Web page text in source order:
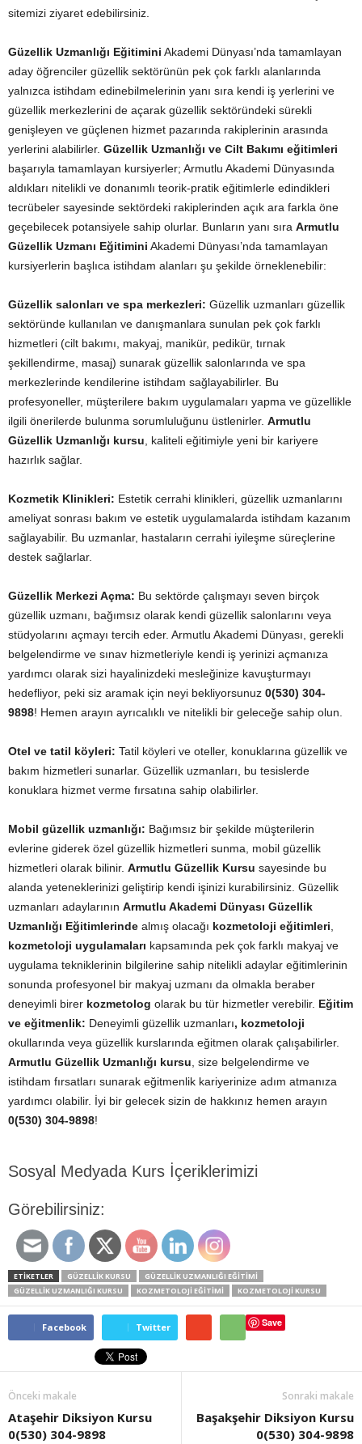
sitemizi ziyaret edebilirsiniz.
Güzellik Uzmanlığı Eğitimini Akademi Dünyası’nda tamamlayan
aday öğrenciler güzellik sektörünün pek çok farklı alanlarında
yalnızca istihdam edinebilmelerinin yanı sıra kendi iş yerlerini ve
güzellik merkezlerini de açarak güzellik sektöründeki sürekli
genişleyen ve güçlenen hizmet pazarında rakiplerinin arasında
yerlerini alabilirler. Güzellik Uzmanlığı ve Cilt Bakımı eğitimleri
başarıyla tamamlayan kursiyerler; Armutlu Akademi Dünyasında
aldıkları nitelikli ve donanımlı teorik-pratik eğitimlerle edindikleri
tecrübeler sayesinde sektördeki rakiplerinden açık ara farkla öne
geçebilecek potansiyele sahip olurlar. Bunların yanı sıra Armutlu
Güzellik Uzmanı Eğitimini Akademi Dünyası’nda tamamlayan
kursiyerlerin başlıca istihdam alanları şu şekilde örneklenebilir:
Güzellik salonları ve spa merkezleri: Güzellik uzmanları güzellik
sektöründe kullanılan ve danışmanlara sunulan pek çok farklı
hizmetleri (cilt bakımı, makyaj, manikür, pedikür, tırnak
şekillendirme, masaj) sunarak güzellik salonlarında ve spa
merkezlerinde kendilerine istihdam sağlayabilirler. Bu
profesyoneller, müşterilere bakım uygulamaları yapma ve güzellikle
ilgili önerilerde bulunma sorumluluğunu üstlenirler. Armutlu
Güzellik Uzmanlığı kursu, kaliteli eğitimiyle yeni bir kariyere
hazırlık sağlar.
Kozmetik Klinikleri: Estetik cerrahi klinikleri, güzellik uzmanlarını
ameliyat sonrası bakım ve estetik uygulamalarda istihdam kazanım
sağlayabilir. Bu uzmanlar, hastaların cerrahi iyileşme süreçlerine
destek sağlarlar.
Güzellik Merkezi Açma: Bu sektörde çalışmayı seven birçok
güzellik uzmanı, bağımsız olarak kendi güzellik salonlarını veya
stüdyolarını açmayı tercih eder. Armutlu Akademi Dünyası, gerekli
belgelendirme ve sınav hizmetleriyle kendi iş yerinizi açmanıza
yardımcı olarak sizi hayalinizdeki mesleğinize kavuşturmayı
hedefliyor, peki siz aramak için neyi bekliyorsunuz 0(530) 304-
9898! Hemen arayın ayrıcalıklı ve nitelikli bir geleceğe sahip olun.
Otel ve tatil köyleri: Tatil köyleri ve oteller, konuklarına güzellik ve
bakım hizmetleri sunarlar. Güzellik uzmanları, bu tesislerde
konuklara hizmet verme fırsatına sahip olabilirler.
Mobil güzellik uzmanlığı: Bağımsız bir şekilde müşterilerin
evlerine giderek özel güzellik hizmetleri sunma, mobil güzellik
hizmetleri olarak bilinir. Armutlu Güzellik Kursu sayesinde bu
alanda yeteneklerinizi geliştirip kendi işinizi kurabilirsiniz. Güzellik
uzmanları adaylarının Armutlu Akademi Dünyası Güzellik
Uzmanlığı Eğitimlerinde almış olacağı kozmetoloji eğitimleri,
kozmetoloji uygulamaları kapsamında pek çok farklı makyaj ve
uygulama tekniklerinin bilgilerine sahip nitelikli adaylar eğitimlerinin
sonunda profesyonel bir makyaj uzmanı da olmakla beraber
deneyimli birer kozmetolog olarak bu tür hizmetler verebilir. Eğitim
ve eğitmenlik: Deneyimli güzellik uzmanları, kozmetoloji
okullarında veya güzellik kurslarında eğitmen olarak çalışabilirler.
Armutlu Güzellik Uzmanlığı kursu, size belgelendirme ve
istihdam fırsatları sunarak eğitmenlik kariyerinize adım atmanıza
yardımcı olabilir. İyi bir gelecek sizin de hakkınız hemen arayın
0(530) 304-9898!
Sosyal Medyada Kurs İçeriklerimizi
Görebilirsiniz:
ETİKETLER GÜZELLIK KURSU
GÜZELLIK UZMANLIĞI EĞITIMI
GÜZELLIK UZMANLIĞI KURSU
KOZMETOLOJI EĞITIMI KOZMETOLOJI KURSU
Facebook Twitter Save
Önceki makale
Ataşehir Diksiyon Kursu
0(530) 304-9898
Sonraki makale
Başakşehir Diksiyon Kursu
0(530) 304-9898